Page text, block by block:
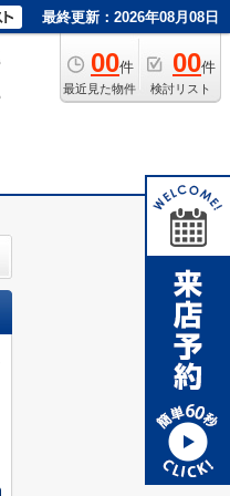
最終更新：2026年08月08日
00件
最近見た物件
00件
検討リスト